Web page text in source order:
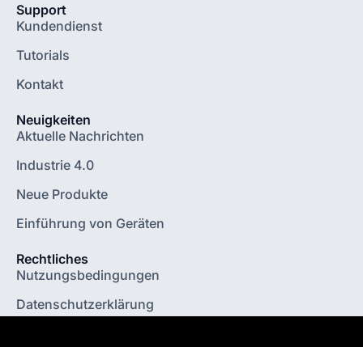
Support
Kundendienst
Tutorials
Kontakt
Neuigkeiten
Aktuelle Nachrichten
Industrie 4.0
Neue Produkte
Einführung von Geräten
Rechtliches
Nutzungsbedingungen
Datenschutzerklärung